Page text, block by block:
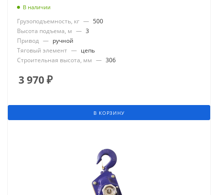
В наличии
Грузоподъемность, кг — 500
Высота подъема, м — 3
Привод — ручной
Тяговый элемент — цепь
Строительная высота, мм — 306
3 970₽
В КОРЗИНУ